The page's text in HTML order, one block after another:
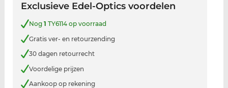
Exclusieve Edel-Optics voordelen
Nog 1 TY6114 op voorraad
Gratis ver- en retourzending
30 dagen retourrecht
Voordelige prijzen
Aankoop op rekening